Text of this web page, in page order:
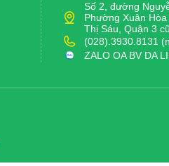
Số 2, đường
Phường Xuân
Thị Sáu, Quận 3
(028).3930.8131
ZALO OA BV DA